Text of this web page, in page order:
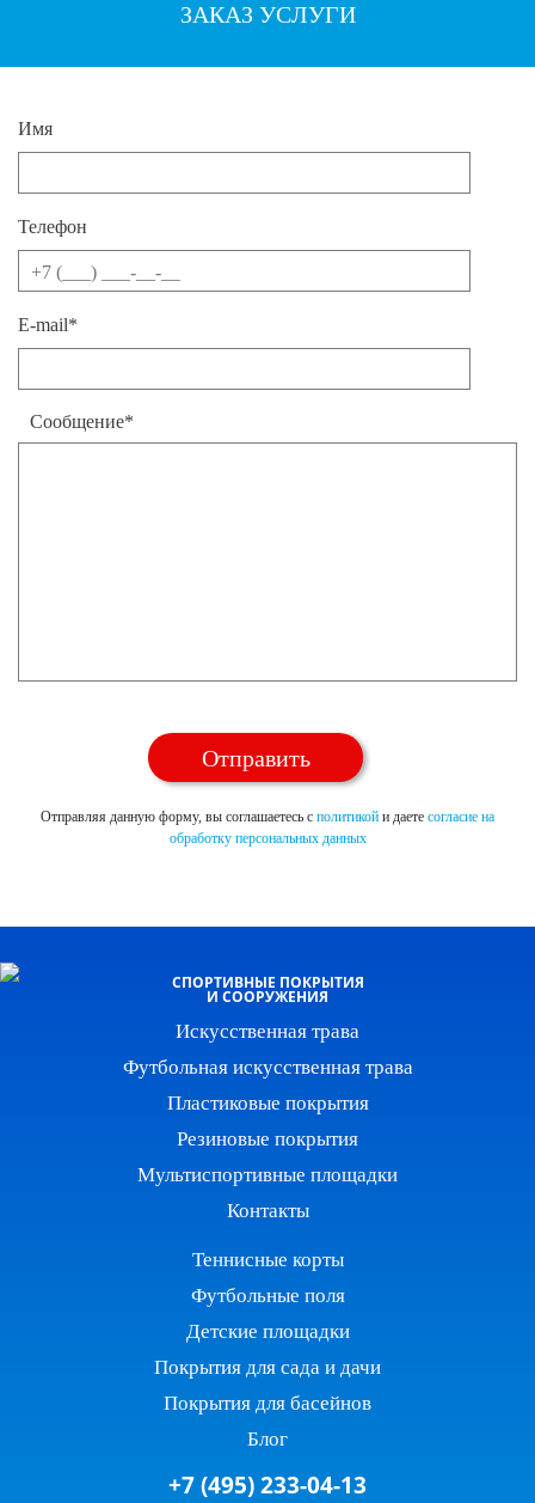
ЗАКАЗ УСЛУГИ
Имя
Телефон
E-mail*
Сообщение*
Отправляя данную форму, вы соглашаетесь с политикой и даете согласие на
обработку персональных данных
СПОРТИВНЫЕ ПОКРЫТИЯ
И СООРУЖЕНИЯ
Искусственная трава
Футбольная искусственная трава
Пластиковые покрытия
Резиновые покрытия
Мультиспортивные площадки
Контакты
Теннисные корты
Футбольные поля
Детские площадки
Покрытия для сада и дачи
Покрытия для басейнов
Блог
+7 (495) 233-04-13